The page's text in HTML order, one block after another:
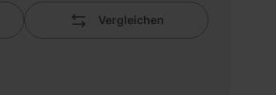
Vergleichen